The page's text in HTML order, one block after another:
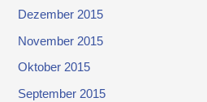
Dezember 2015
November 2015
Oktober 2015
September 2015